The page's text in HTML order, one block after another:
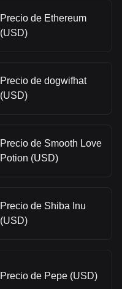
Precio de Ethereum
(USD)
Precio de dogwifhat
(USD)
Precio de Smooth Love
Potion (USD)
Precio de Shiba Inu
(USD)
Precio de Pepe (USD)